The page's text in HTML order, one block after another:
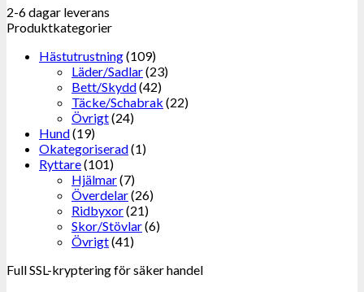
2-6 dagar leverans
Produktkategorier
Hästutrustning(109)
Läder/Sadlar(23)
Bett/Skydd(42)
Täcke/Schabrak (22)
Övrigt(24)
Hund(19)
Okategoriserad(1)
Ryttare(101)
Hjälmar(7)
Överdelar(26)
Ridbyxor(21)
Skor/Stövlar(6)
Övrigt(41)
Full SSL-kryptering för säker handel